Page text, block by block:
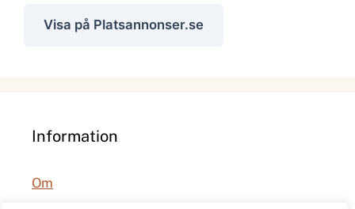
Visa på Platsannonser.se
Information
Om